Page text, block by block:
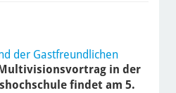
der Gastfreundlichen
in der
findet am 5.